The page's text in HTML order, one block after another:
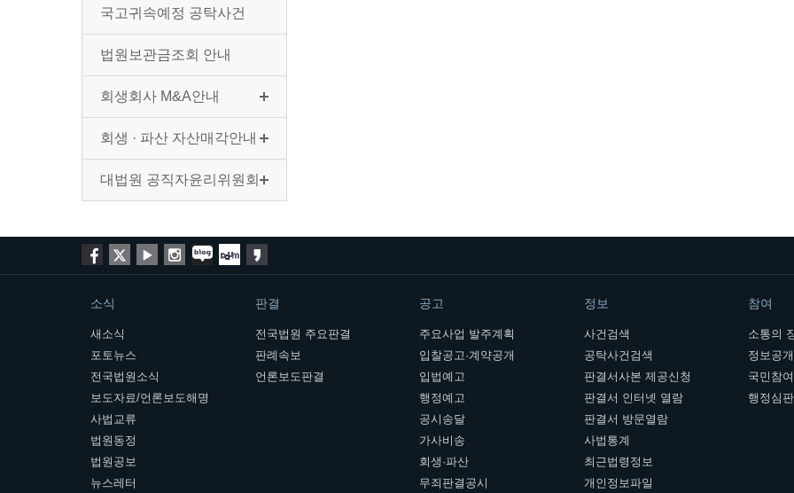
국고귀속예정 공탁사건
법원보관금조회 안내
회생회사 M&A안내
회생 · 파산 자산매각안내
대법원 공직자윤리위원회
소식
새소식
포토뉴스
전국법원소식
보도자료/언론보도해명
사법교류
법원동정
법원공보
뉴스레터
판결
전국법원 주요판결
판례속보
언론보도판결
공고
주요사업 발주계획
입찰공고·계약공개
입법예고
행정예고
공시송달
가사비송
회생·파산
무죄판결공시
정보
사건검색
공탁사건검색
판결서사본 제공신청
판결서 인터넷 열람
판결서 방문열람
사법통계
최근법령정보
개인정보파일
참여
소통의
정보공
국민참
행정심